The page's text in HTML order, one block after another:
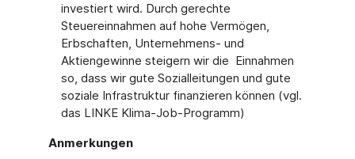
investiert wird. Durch gerechte
Steuereinnahmen auf hohe Vermögen,
Erbschaften, Unternehmens- und
Aktiengewinne steigern wir die Einnahmen
so, dass wir gute Sozialleitungen und gute
soziale Infrastruktur finanzieren können (vgl.
das LINKE Klima-Job-Programm)
Anmerkungen